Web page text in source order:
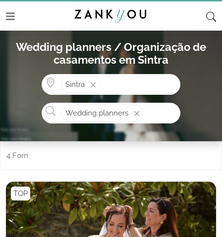
Wedding planners / Organização de
casamentos em Sintra
Sintra
Wedding planners
4 Forn.
TOP